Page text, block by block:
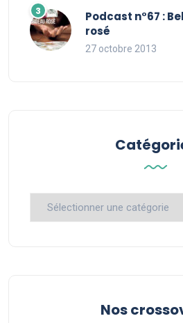
Podcast n°67 :
rosé
27 octobre 2013
Catégories
Nos